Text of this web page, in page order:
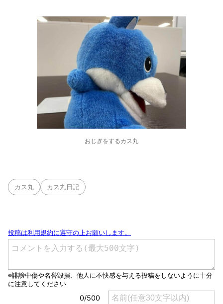
おじぎをするカス丸
カス丸 カス丸日記